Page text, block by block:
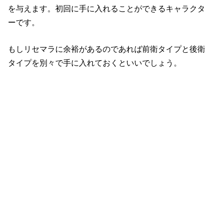
を与えます。初回に手に入れることができるキャラクタ
ーです。
もしリセマラに余裕があるのであれば前衛タイプと後衛
タイプを別々で手に入れておくといいでしょう。